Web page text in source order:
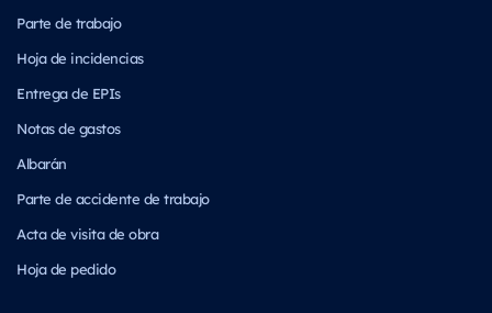
Parte de trabajo
Hoja de incidencias
Entrega de EPIs
Notas de gastos
Albarán
Parte de accidente de trabajo
Acta de visita de obra
Hoja de pedido